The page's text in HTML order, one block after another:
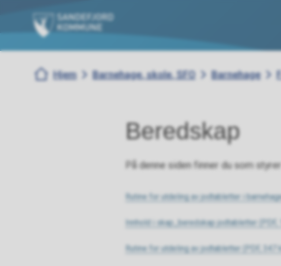
Du er her:
Hjem Barnehage, skole, SFO Barnehage
Beredskap
På denne siden finner du som
Rutine for utdeling av jodtabletter i
Innhold i skap_beredskap jodtabletter (PDF,
Rutine for utdeling av jodtabletter (PDF, 347